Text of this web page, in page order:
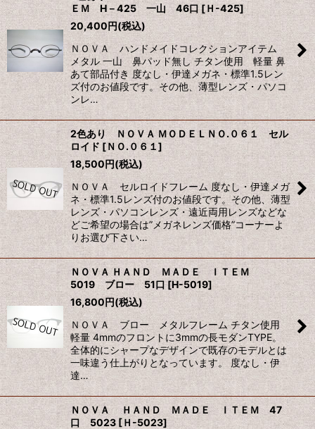
ＥＭ H－425 一山 46口 [Ｈ-425]
20,400円(税込)
ＮＯＶＡ ハンドメイドコレクションアイテム
メタル 一山 鼻パッド無し チタン使用 軽量 鼻
あて部品付き 度なし・伊達メガネ・標準1.5レン
ズ付のお値段です。その他、薄型レンズ・パソコ
ンレ…
2色あり ＮＯＶＡ ＭＯＤＥＬＮＯ.０６１ セル
ロイド [ＮＯ.０６１]
18,500円(税込)
ＮＯＶＡ セルロイドフレーム 度なし・伊達メガ
ネ・標準1.5レンズ付のお値段です。その他、薄型
レンズ・パソコンレンズ・遠近両用レンズなどな
どご希望の場合は”メガネレンズ価格”コーナーよ
りお選び下さい…
ＮＯＶＡ ＨＡＮＤ ＭＡＤＥ ＩＴＥＭ
5019 ブロー 51口 [H-5019]
16,800円(税込)
ＮＯＶＡ ブロー メタルフレーム チタン使用
軽量 4mmのフロントに3mmの長モダンTYPE。
全体的にシャープなデザインで既存のモデルとは
一味違う仕上がりとなっています。 度なし・伊
達…
ＮＯＶＡ ＨＡＮＤ ＭＡＤＥ ＩＴＥＭ 47
口 5023[Ｈ-5023]